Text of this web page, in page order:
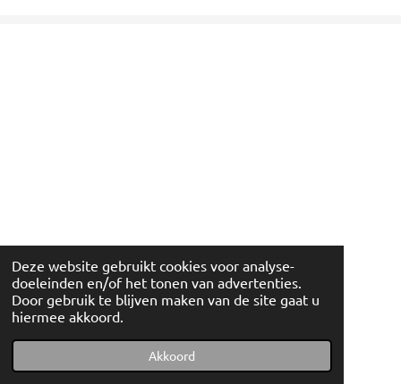
Deze website gebruikt cookies voor analyse-
doeleinden en/of het tonen van advertenties.
Door gebruik te blijven maken van de site gaat u
hiermee akkoord.
Akkoord